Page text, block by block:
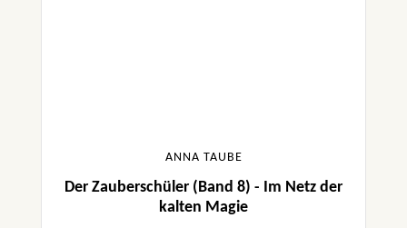
ANNA TAUBE
Der Zauberschüler (Band 8) - Im Netz der
kalten Magie